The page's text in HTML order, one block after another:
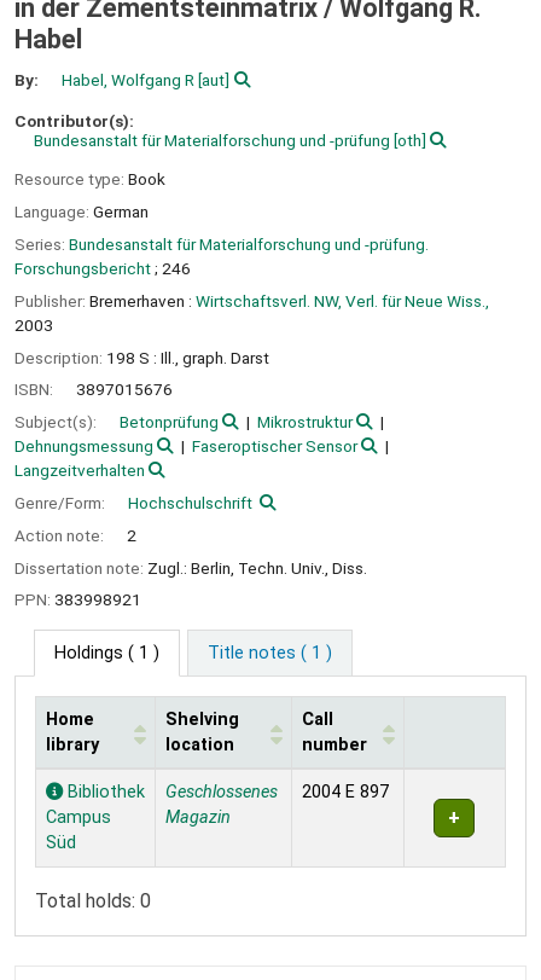
in der Zementsteinmatrix / Wolfgang R.
Habel
By: Habel, Wolfgang R [aut]
Contributor(s):
Bundesanstalt für Materialforschung und -prüfung [oth]
Resource type: Book
Language: German
Series: Bundesanstalt für Materialforschung und -prüfung.
Forschungsbericht; 246
Publisher: Bremerhaven : Wirtschaftsverl. NW, Verl. für Neue Wiss.,
2003
Description: 198 S : Ill., graph. Darst
ISBN:
3897015676
Subject(s):
Betonprüfung
Mikrostruktur
Dehnungsmessung
Faseroptischer Sensor
Langzeitverhalten
Genre/Form:
Hochschulschrift
Action note:
2
Dissertation note: Zugl.: Berlin, Techn. Univ., Diss.
PPN: 383998921
Holdings ( 1 ) Title notes ( 1 )
Holdings
Home
library
Shelving
location
Call
number
Bibliothek
Campus
Süd
Geschlossenes
Magazin
2004 E 897
Total holds: 0